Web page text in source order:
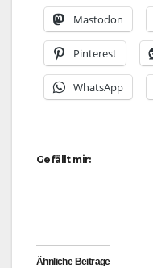
Mastodon
Pinterest
WhatsApp
Gefällt mir:
Ähnliche Beiträge